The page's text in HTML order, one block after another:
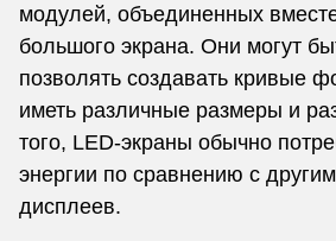
модулей, объединенных
большого экрана. Они могут
позволять создавать кривые
иметь различные размеры и
того, LED-экраны обычно
энергии по сравнению с
дисплеев.